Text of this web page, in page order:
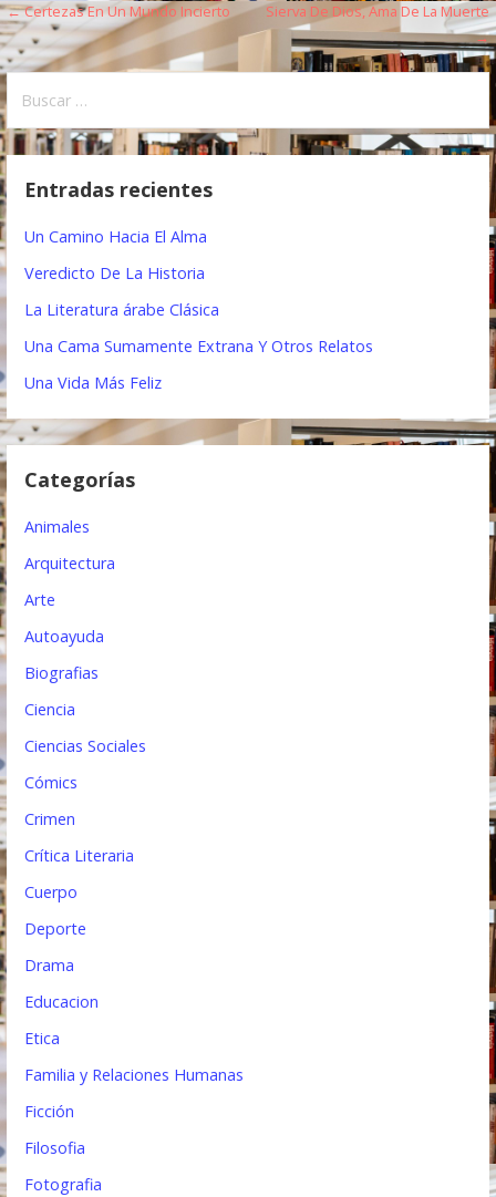
N
a
v
e
a
ó
n
d
n
d
a
← Certezas En Un Mundo Incierto
Sierva De Dios, Ama De La Muerte
→
s
Entradas recientes
Un Camino Hacia El Alma
Veredicto De La Historia
La Literatura árabe Clásica
Una Cama Sumamente Extrana Y Otros Relatos
Una Vida Más Feliz
Categorías
Animales
Arquitectura
Arte
Autoayuda
Biografias
Ciencia
Ciencias Sociales
Cómics
Crimen
Crítica Literaria
Cuerpo
Deporte
Drama
Educacion
Etica
Familia y Relaciones Humanas
Ficción
Filosofia
Fotografia